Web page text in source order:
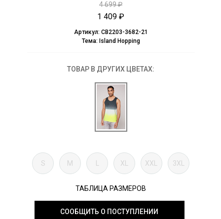
4 699 ₽
1 409 ₽
Артикул: CB2203-3682-21
Тема: Island Hopping
ТОВАР В ДРУГИХ ЦВЕТАХ:
S M L XL XXL 3XL
ТАБЛИЦА РАЗМЕРОВ
СООБЩИТЬ О ПОСТУПЛЕНИИ